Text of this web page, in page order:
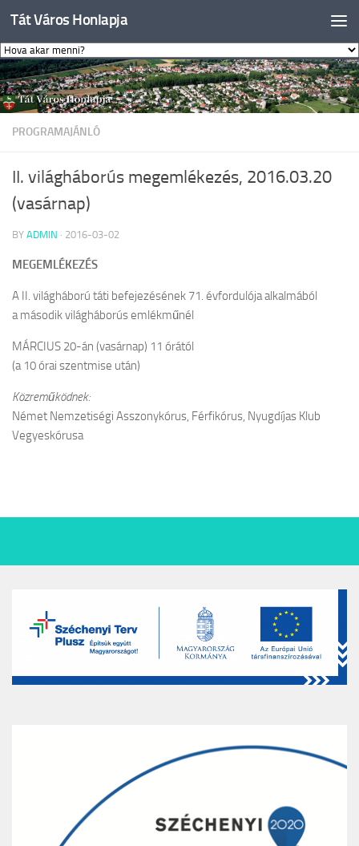
Skip to content
Tát Város Honlapja
PROGRAMAJÁNLÓ
II. világháborús megemlékezés, 2016.03.20
(vasárnap)
BY ADMIN · 2016-03-02
MEGEMLÉKEZÉS
A II. világháború táti befejezésének 71. évfordulója alkalmából
a második világháborús emlékműnél
MÁRCIUS 20-án (vasárnap) 11 órától
(a 10 órai szentmise után)
Közreműködnek:
Német Nemzetiségi Asszonykórus, Férfikórus, Nyugdíjas Klub
Vegyeskórusa